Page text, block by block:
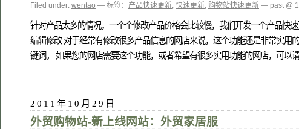
Filed under: wentao — 标签： 产品快速更新 快速更新 购物站快速更新 — past @
针对产品太多的情况，一个个修改产品价格会比较慢，我们开发一个产品快
编辑修改 对于经常有修改很多产品信息的网店来说，这个功能还是非常实
键词。 如果您的网店需要这个功能，或者希望有很多实用功能的网店，可以
2011年10月29日
外贸购物站-新上线网站：外贸家居服